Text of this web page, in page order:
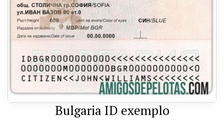
Bulgaria ID exemplo